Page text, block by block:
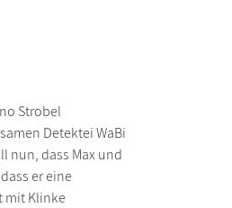
Strobel
Detektei WaBi
nun, dass Max und
er eine
mit Klinke